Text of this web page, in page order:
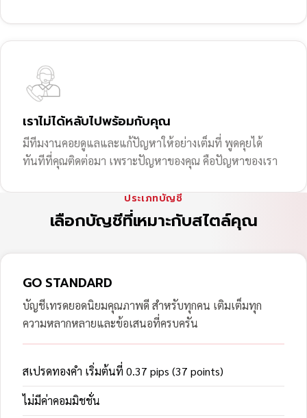
เราไม่ได้หลับไปพร้อมกับคุณ
มีทีมงานคอยดูแลและแก้ปัญหาให้อย่างเต็มที่ พูดคุยได้
ทันทีที่คุณติดต่อมา เพราะปัญหาของคุณ คือปัญหาของเรา
ประเภทบัญชี
เลือกบัญชีที่เหมาะกับสไตล์คุณ
GO STANDARD
บัญชีเทรดยอดนิยมคุณภาพดี สำหรับทุกคน เติมเต็มทุก
ความหลากหลายและข้อเสนอที่ครบครัน
สเปรดทองคำ เริ่มต้นที่ 0.37 pips (37 points)
ไม่มีค่าคอมมิชชั่น